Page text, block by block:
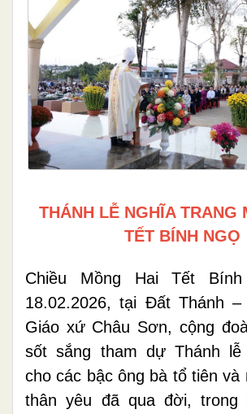
THÁNH LỄ NGHĨA TRANG
TẾT BÍNH NGỌ
Chiều Mồng Hai Tết
18.02.2026, tại Đất Thánh
Giáo xứ Châu Sơn, cộng
sốt sắng tham dự Thánh lễ
cho các bậc ông bà tổ tiên
thân yêu đã qua đời, trong